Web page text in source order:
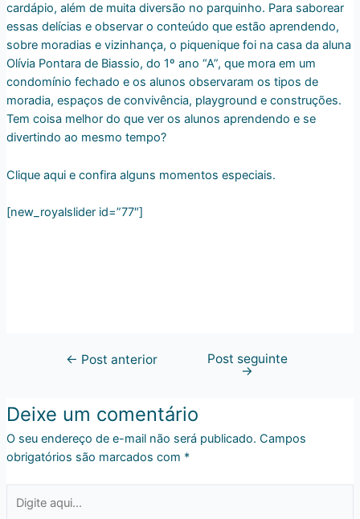
cardápio, além de muita diversão no parquinho. Para saborear
essas delícias e observar o conteúdo que estão aprendendo,
sobre moradias e vizinhança, o piquenique foi na casa da aluna
Olívia Pontara de Biassio, do 1º ano “A”, que mora em um
condomínio fechado e os alunos observaram os tipos de
moradia, espaços de convivência, playground e construções.
Tem coisa melhor do que ver os alunos aprendendo e se
divertindo ao mesmo tempo?
Clique aqui e confira alguns momentos especiais.
[new_royalslider id=”77″]
← Post anterior Post seguinte
→
Deixe um comentário
O seu endereço de e-mail não será publicado. Campos
obrigatórios são marcados com *
aqui...